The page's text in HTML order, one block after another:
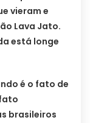
vieram e
Lava Jato.
está longe
é o fato de
brasileiros